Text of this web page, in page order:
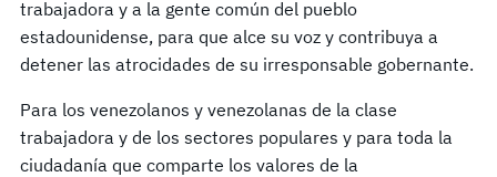
trabajadora y a la gente común del pueblo
estadounidense, para que alce su voz y contribuya a
detener las atrocidades de su irresponsable gobernante.
Para los venezolanos y venezolanas de la clase
trabajadora y de los sectores populares y para toda la
ciudadanía que comparte los valores de la